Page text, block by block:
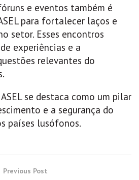
e eventos também é
para fortalecer laços e
setor. Esses encontros
experiências e a
relevantes do
se destaca como um pilar
e a segurança do
países lusófonos.
Previous Post